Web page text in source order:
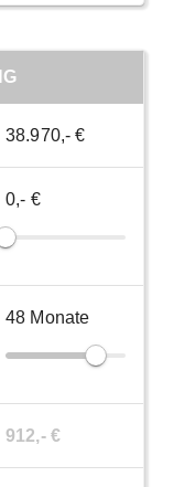
38.970,- €
0,- €
48 Monate
912,- €